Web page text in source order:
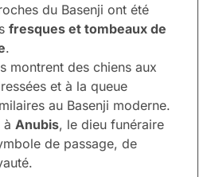
du Basenji ont été
fresques et tombeaux de
.
montrent des chiens aux
et à la queue
au Basenji moderne.
à Anubis, le dieu funéraire
de passage, de